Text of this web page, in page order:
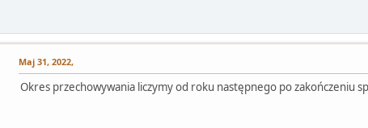
Maj 31, 2022,
Okres przechowywania liczymy od roku następnego po zakończeniu